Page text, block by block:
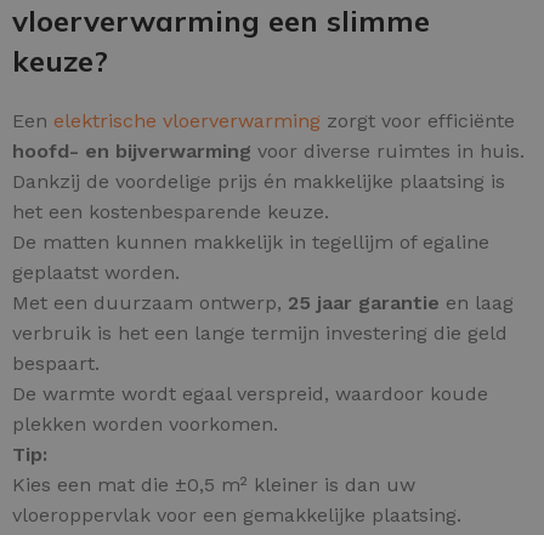
vloerverwarming een slimme
keuze?
Een elektrische vloerverwarming zorgt voor efficiënte
hoofd- en bijverwarming voor diverse ruimtes in huis.
Dankzij de voordelige prijs én makkelijke plaatsing is
het een kostenbesparende keuze.
De matten kunnen makkelijk in tegellijm of egaline
geplaatst worden.
Met een duurzaam ontwerp, 25 jaar garantie en laag
verbruik is het een lange termijn investering die geld
bespaart.
De warmte wordt egaal verspreid, waardoor koude
plekken worden voorkomen.
Tip:
Kies een mat die ±0,5 m² kleiner is dan uw
vloeroppervlak voor een gemakkelijke plaatsing.